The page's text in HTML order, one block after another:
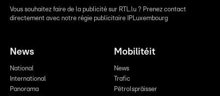
Vous souhaitez faire de la publicité sur RTL.lu ? Prenez contact
directement avec notre régie publicitaire IPLuxembourg
News
National
International
Panorama
Mobilitéit
News
Trafic
Pëtrolspräisser